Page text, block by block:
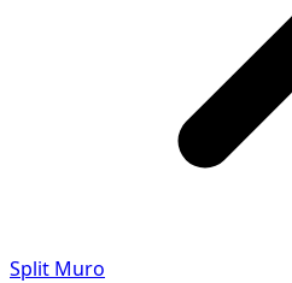
Split Muro